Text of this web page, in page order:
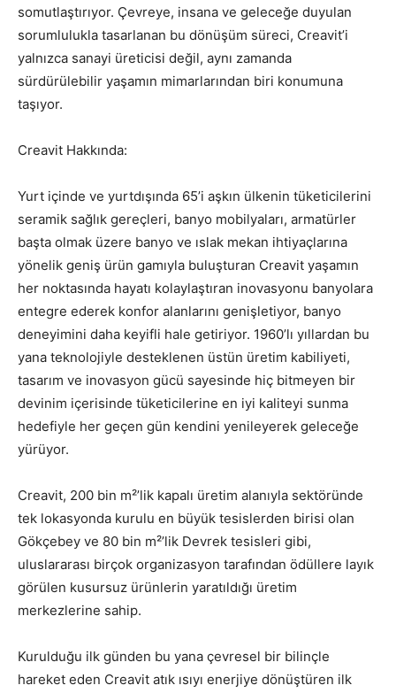
somutlaştırıyor. Çevreye, insana ve geleceğe duyulan
sorumlulukla tasarlanan bu dönüşüm süreci, Creavit’i
yalnızca sanayi üreticisi değil, aynı zamanda
sürdürülebilir yaşamın mimarlarından biri konumuna
taşıyor.
Creavit Hakkında:
Yurt içinde ve yurtdışında 65’i aşkın ülkenin tüketicilerini
seramik sağlık gereçleri, banyo mobilyaları, armatürler
başta olmak üzere banyo ve ıslak mekan ihtiyaçlarına
yönelik geniş ürün gamıyla buluşturan Creavit yaşamın
her noktasında hayatı kolaylaştıran inovasyonu banyolara
entegre ederek konfor alanlarını genişletiyor, banyo
deneyimini daha keyifli hale getiriyor. 1960’lı yıllardan bu
yana teknolojiyle desteklenen üstün üretim kabiliyeti,
tasarım ve inovasyon gücü sayesinde hiç bitmeyen bir
devinim içerisinde tüketicilerine en iyi kaliteyi sunma
hedefiyle her geçen gün kendini yenileyerek geleceğe
yürüyor.
Creavit, 200 bin m²’lik kapalı üretim alanıyla sektöründe
tek lokasyonda kurulu en büyük tesislerden birisi olan
Gökçebey ve 80 bin m²’lik Devrek tesisleri gibi,
uluslararası birçok organizasyon tarafından ödüllere layık
görülen kusursuz ürünlerin yaratıldığı üretim
merkezlerine sahip.
Kurulduğu ilk günden bu yana çevresel bir bilinçle
hareket eden Creavit atık ısıyı enerjiye dönüştüren ilk